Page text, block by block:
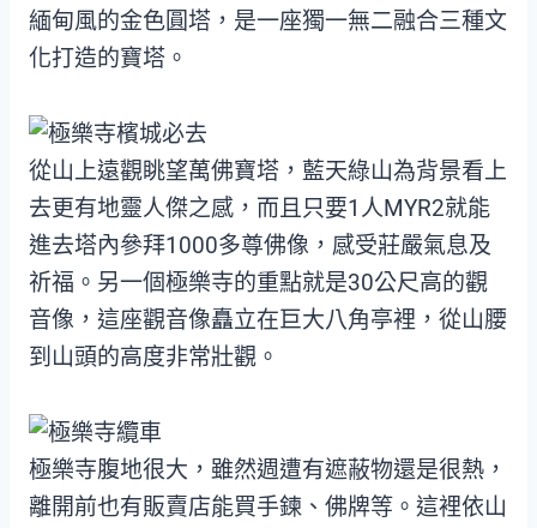
緬甸風的金色圓塔，是一座獨一無二融合三種文
化打造的寶塔。
從山上遠觀眺望萬佛寶塔，藍天綠山為背景看上
去更有地靈人傑之感，而且只要1人MYR2就能
進去塔內參拜1000多尊佛像，感受莊嚴氣息及
祈福。另一個極樂寺的重點就是30公尺高的觀
音像，這座觀音像矗立在巨大八角亭裡，從山腰
到山頭的高度非常壯觀。
極樂寺腹地很大，雖然週遭有遮蔽物還是很熱，
離開前也有販賣店能買手鍊、佛牌等。這裡依山